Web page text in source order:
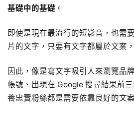
基礎中的基礎 。
即使是現在最流行的短影音，也需
片的文字，只要有文字都屬於文案
因此，像是寫文字吸引人來瀏覽品
帳號、出現在 Google 搜尋結果前
養忠實粉絲都是需要依靠良好的文